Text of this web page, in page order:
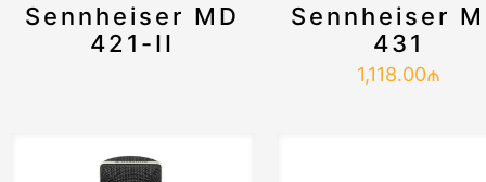
Sennheiser MD
421-II
Sennheiser
431
1,118.00₼